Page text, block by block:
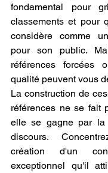
fondamental pour
classements et pour
considère comme
pour son public.
références forcées
qualité peuvent vous
La construction de
références ne se fait
elle se gagne par la
discours.
création d'un
exceptionnel qu'il